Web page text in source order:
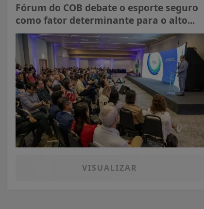
Fórum do COB debate o esporte seguro
como fator determinante para o alto...
VISUALIZAR